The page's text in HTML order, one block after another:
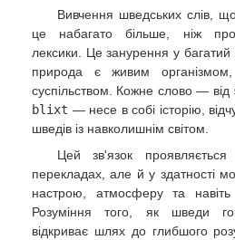
Вивчення шведських слів,
це набагато більше, ніж
лексики. Це занурення у багатий
природа є живим
суспільством. Кожне слово — від
blixt — несе в собі історію,
шведів із навколишнім світом.
Цей зв'язок
перекладах, але й у здатності
настрою, атмосферу та навіть
Розуміння того, як шведи
відкриває шлях до глибшого